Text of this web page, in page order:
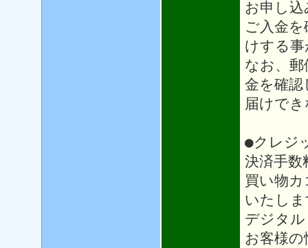
お申し
ご入金
けする
なお、
金を確
届けで
●クレジ
決済手数
買い物
いたし
デジタ
お客様